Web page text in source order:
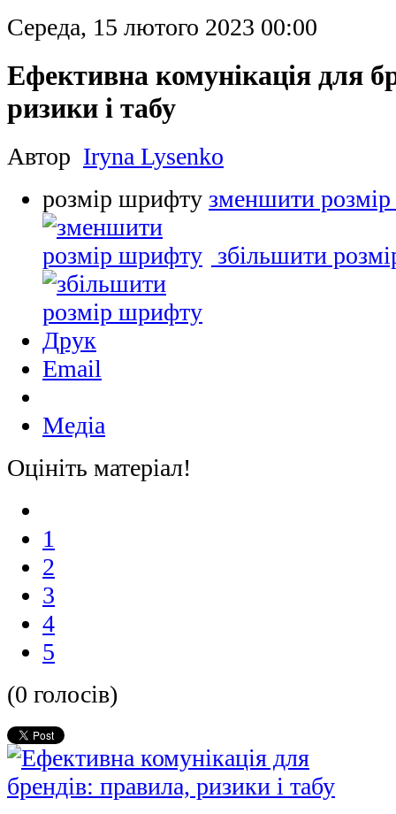
Середа, 15 лютого 2023 00:00
Ефективна комунікація для
ризики і табу
Автор Iryna Lysenko
розмір шрифту зменшити
збільшити
Друк
Email
Медіа
Оцініть матеріал!
1
2
3
4
5
(0 голосів)